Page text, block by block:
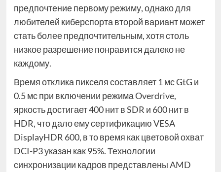
предпочтение первому режиму, однако для
любителей киберспорта второй вариант может
стать более предпочтительным, хотя столь
низкое разрешение понравится далеко не
каждому.
Время отклика пикселя составляет 1 мс GtG и
0.5 мс при включении режима Overdrive,
яркость достигает 400 нит в SDR и 600 нит в
HDR, что дало ему сертификацию VESA
DisplayHDR 600, в то время как цветовой охват
DCI-P3 указан как 95%. Технологии
синхронизации кадров представлены AMD